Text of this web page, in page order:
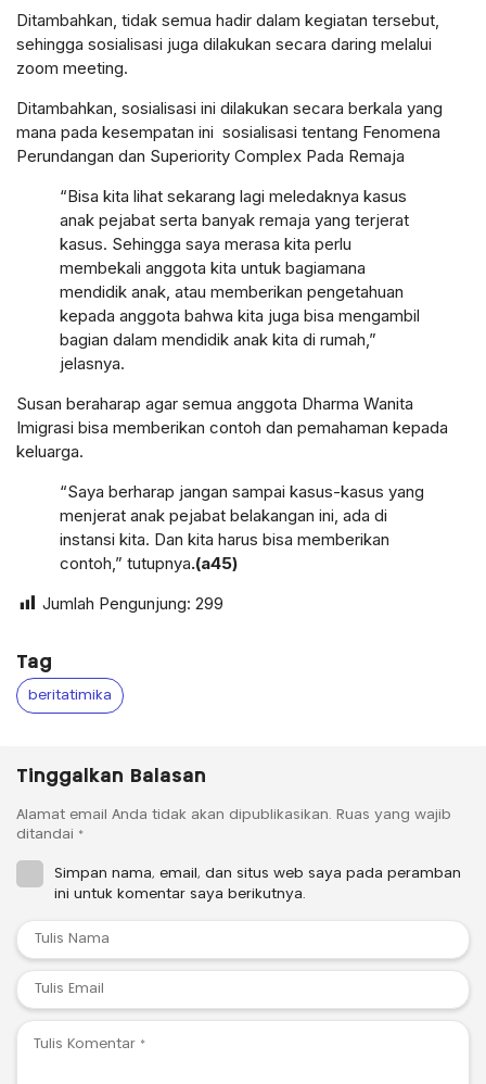
Ditambahkan, tidak semua hadir dalam kegiatan tersebut,
sehingga sosialisasi juga dilakukan secara daring melalui
zoom meeting.
Ditambahkan, sosialisasi ini dilakukan secara berkala yang
mana pada kesempatan ini sosialisasi tentang Fenomena
Perundangan dan Superiority Complex Pada Remaja
“Bisa kita lihat sekarang lagi meledaknya kasus
anak pejabat serta banyak remaja yang terjerat
kasus. Sehingga saya merasa kita perlu
membekali anggota kita untuk bagiamana
mendidik anak, atau memberikan pengetahuan
kepada anggota bahwa kita juga bisa mengambil
bagian dalam mendidik anak kita di rumah,”
jelasnya.
Susan beraharap agar semua anggota Dharma Wanita
Imigrasi bisa memberikan contoh dan pemahaman kepada
keluarga.
“Saya berharap jangan sampai kasus-kasus yang
menjerat anak pejabat belakangan ini, ada di
instansi kita. Dan kita harus bisa memberikan
contoh,” tutupnya.(a45)
Jumlah Pengunjung: 299
Tag
beritatimika
Tinggalkan Balasan
Alamat email Anda tidak akan dipublikasikan. Ruas yang wajib
ditandai *
Simpan nama, email, dan situs web saya pada peramban
ini untuk komentar saya berikutnya.